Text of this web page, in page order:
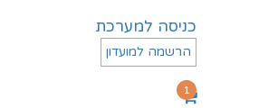
כניסה למערכת
הרשמה למועדון
1